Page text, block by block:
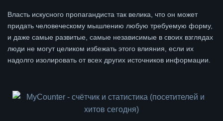
Власть искусного пропагандиста так велика, что он может
придать человеческому мышлению любую требуемую форму,
и даже самые развитые, самые независимые в своих взглядах
люди не могут целиком избежать этого влияния, если их
надолго изолировать от всех других источников информации.